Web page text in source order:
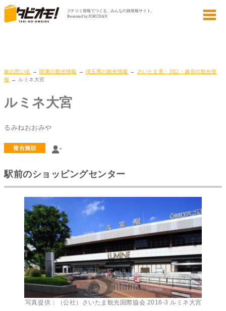
旅の思い出 → 関東の観光情報 → 埼玉県の観光情報 →
さいたま市・川口・越谷の観光情
報
→ ルミネ大宮
ルミネ大宮
るみねおおみや
複合施設 -
駅前のショッピングセンター
写真提供：（公社）さいたま観光国際協会 2016-3 ルミネ大宮